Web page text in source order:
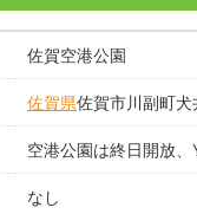
佐賀空港公園
佐賀県佐賀市川副町
空港公園は終日開放
なし